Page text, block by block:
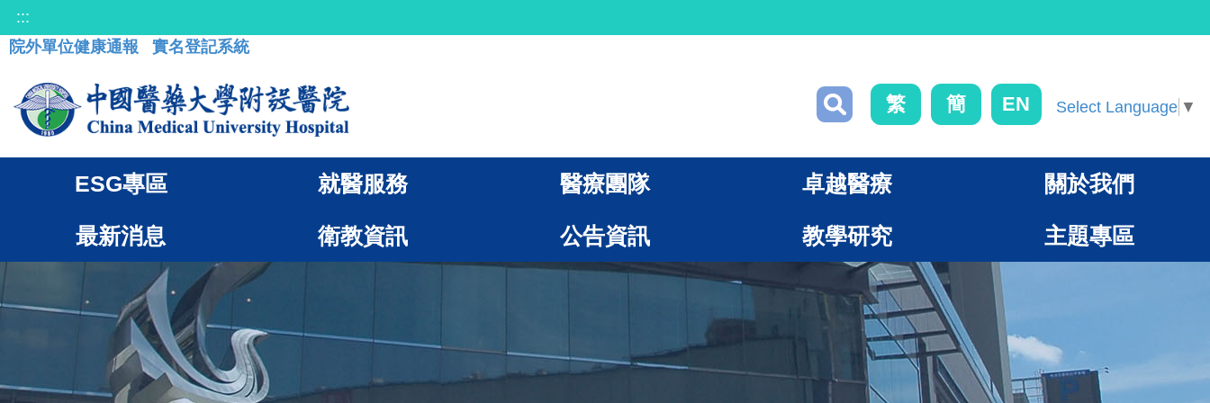
:::
院外單位健康通報
實名登記系統
繁 簡 EN Select Language ▼
ESG專區 就醫服務 醫療團隊 卓越醫療 關於我們
最新消息 衛教資訊 公告資訊 教學研究 主題專區